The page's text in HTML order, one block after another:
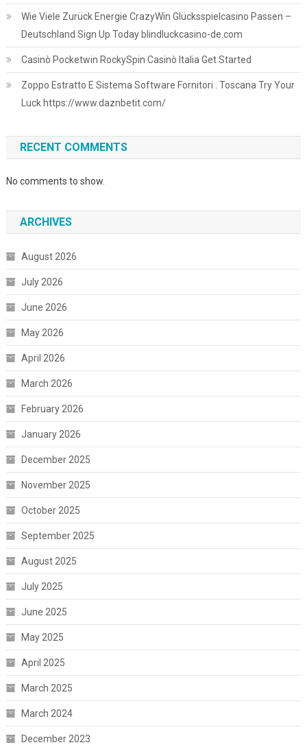
Wie Viele Zurück Energie CrazyWin Glücksspielcasino Passen –
Deutschland Sign Up Today blindluckcasino-de.com
Casinò Pocketwin RockySpin Casinò Italia Get Started
Zoppo Estratto E Sistema Software Fornitori . Toscana Try Your
Luck https://www.daznbetit.com/
RECENT COMMENTS
No comments to show.
ARCHIVES
August 2026
July 2026
June 2026
May 2026
April 2026
March 2026
February 2026
January 2026
December 2025
November 2025
October 2025
September 2025
August 2025
July 2025
June 2025
May 2025
April 2025
March 2025
March 2024
December 2023